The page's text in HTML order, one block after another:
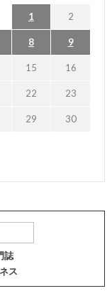
1 2
8 9
15 16
22 23
29 30
誌
ス